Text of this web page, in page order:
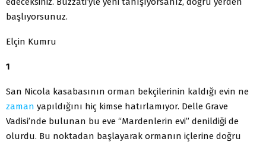
başlıyorsunuz.
Elçin Kumru
1
San Nicola kasabasının orman bekçilerinin kaldığı evin ne
zaman yapıldığını hiç kimse hatırlamıyor. Delle Grave
Vadisi’nde bulunan bu eve “Mardenlerin evi” denildiği de
olurdu. Bu noktadan başlayarak ormanın içlerine doğru